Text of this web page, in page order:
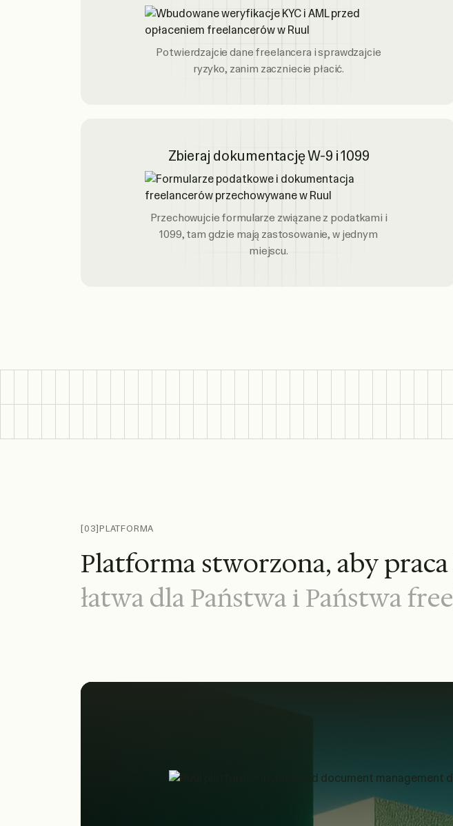
Potwierdzajcie dane freelancera i sprawdzajcie
ryzyko, zanim zaczniecie płacić.
Zbieraj dokumentację W-9 i 1099
Przechowujcie formularze związane z podatkami i
1099, tam gdzie mają zastosowanie, w jednym
miejscu.
[03]PLATFORMA
Platforma stworzona, abypraca
łatwadlaPaństwai Państwafree